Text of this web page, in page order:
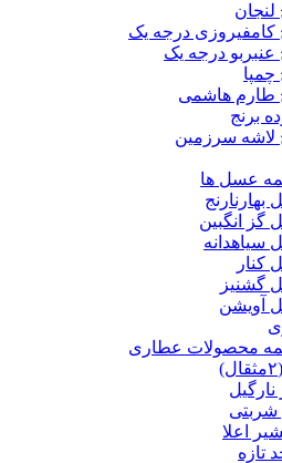
لنجان
کامفیروزی درجه یک
عنبربو درجه یک
چمپا
طارم هاشمی
برنج
لاشه سرزمین
عسل ها
گز انگبین
سیاهدانه
کنار
گشنیز
آویشن
محصولات عطاری
نارگیل
شربتی
اعلا
تازه